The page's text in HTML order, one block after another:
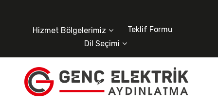
Hizmet Bölgelerimiz
Teklif Formu
Dil Seçimi